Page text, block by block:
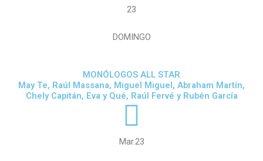
23
DOMINGO
MONÓLOGOS ALL STAR
May Te, Raúl Massana, Miguel Miguel, Abraham Martín,
Chely Capitán, Eva y Qué, Raúl Fervé y Rubén García
Mar.23